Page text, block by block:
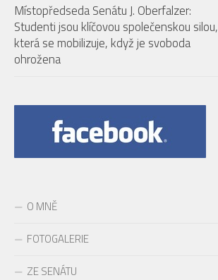
Místopředseda Senátu J. Oberfalzer:
Studenti jsou klíčovou společenskou silou,
která se mobilizuje, když je svoboda
ohrožena
O MNĚ
FOTOGALERIE
ZE SENÁTU